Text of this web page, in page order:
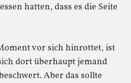
hatten, dass es die Seite
vor sich hinrottet, ist
dort überhaupt jemand
Aber das sollte